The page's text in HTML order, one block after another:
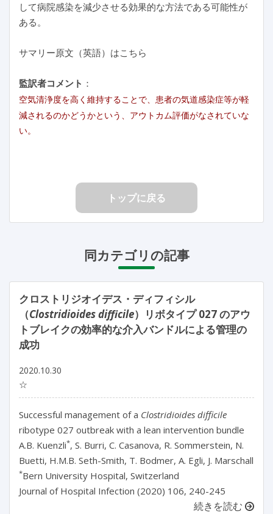
して病院感染を減少させる効果的な方法である可能性が
ある。
サマリー原文（英語）はこちら
監訳者コメント ：
空気清浄度を高く維持することで、患者の気道感染症等が軽
減されるのかどうかという、アウトカム評価がなされていな
い。
トップに戻る
同カテゴリの記事
クロストリジオイデス・ディフィシル
（Clostridioides difficile）リボタイプ 027 のアウ
トブレイクの効率的な介入バンドルによる管理の
成功
2020.10.30
☆
Successful management of a Clostridioides difficile
ribotype 027 outbreak with a lean intervention bundle
A.B. Kuenzli*, S. Burri, C. Casanova, R. Sommerstein, N.
Buetti, H.M.B. Seth-Smith, T. Bodmer, A. Egli, J. Marschall
*Bern University Hospital, Switzerland
Journal of Hospital Infection (2020) 106, 240-245
続きを読む